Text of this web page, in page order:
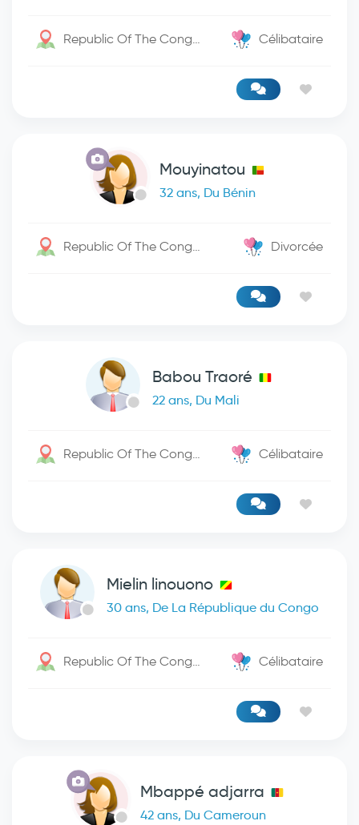
Republic Of The Congo / Kinshasa Célibataire
Mouyinatou
32 ans, Du Bénin
Republic Of The Congo / - Divorcée
Babou Traoré
22 ans, Du Mali
Republic Of The Congo / Kinshasa Célibataire
Mielin linouono
30 ans, De La République du Congo
Republic Of The Congo / Kinshasa Célibataire
Mbappé adjarra
42 ans, Du Cameroun